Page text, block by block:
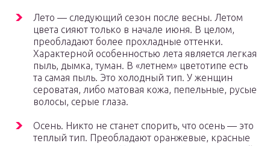
Лето — следующий сезон после весны. Летом
цвета сияют только в начале июня. В целом,
преобладают более прохладные оттенки.
Характерной особенностью лета является легкая
пыль, дымка, туман. В «летнем» цветотипе есть
та самая пыль. Это холодный тип. У женщин
сероватая, либо матовая кожа, пепельные, русые
волосы, серые глаза.
Осень. Никто не станет спорить, что осень — это
теплый тип. Преобладают оранжевые, красные